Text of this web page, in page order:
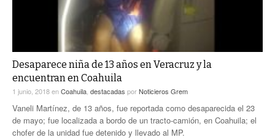
Desaparece niña de 13 años en Veracruz y la
encuentran en Coahuila
1 junio, 2018enCoahuila destacadas porNoticieros Grem
Vaneli Martínez, de 13 años, fue reportada como desaparecida el 23
de mayo; fue localizada a bordo de un tracto-camión, en Coahuila; el
chofer de la unidad fue detenido y llevado al MP.